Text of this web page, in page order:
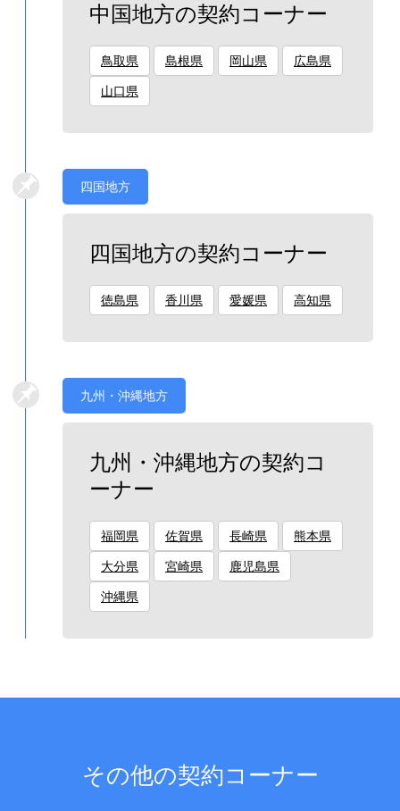
中国地方の契約コーナー
鳥取県 島根県 岡山県 広島県
山口県
四国地方
四国地方の契約コーナー
徳島県 香川県 愛媛県 高知県
九州・沖縄地方
九州・沖縄地方の契約コ
ーナー
福岡県 佐賀県 長崎県 熊本県
大分県 宮崎県 鹿児島県
沖縄県
その他の契約コーナー